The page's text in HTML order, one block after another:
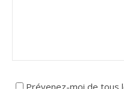
Prévenez-moi de tous